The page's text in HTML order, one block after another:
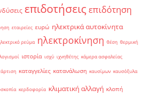
επιδοτήσεις επιδότηση
εταιρείες ευρώ ηλεκτρικά αυτοκίνητα
ρεύμα ηλεκτροκίνηση θέση θερμική
ιστορία ισχύ ιχνηθέτης κάμερα ασφαλείας
καταγγελίες κατανάλωση καυσίμων καυσόξυλα
κερδοφορία κλιματική αλλαγή κλοπή